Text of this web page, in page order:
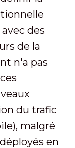
des
de la
n'a pas
du trafic
malgré
en